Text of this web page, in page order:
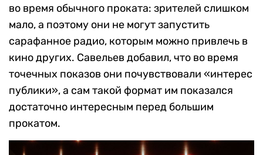
во время обычного проката: зрителей слишком
мало, а поэтому они не могут запустить
сарафанное радио, которым можно привлечь в
кино других. Савельев добавил, что во время
точечных показов они почувствовали «интерес
публики», а сам такой формат им показался
достаточно интересным перед большим
прокатом.